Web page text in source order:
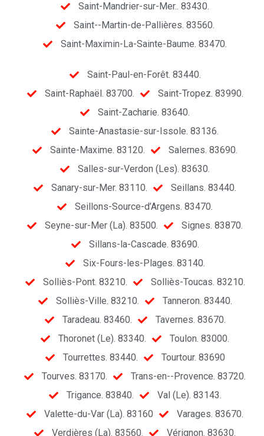
Saint-Mandrier-sur-Mer.. 83430.
Saint--Martin-de-Pallières. 83560.
Saint-Maximin-La-Sainte-Baume. 83470.
Saint-Paul-en-Forêt. 83440.
Saint-Raphaël. 83700.
Saint-Tropez. 83990.
Saint-Zacharie. 83640.
Sainte-Anastasie-sur-Issole. 83136.
Sainte-Maxime. 83120.
Salernes. 83690.
Salles-sur-Verdon (Les). 83630.
Sanary-sur-Mer. 83110.
Seillans. 83440.
Seillons-Source-d’Argens. 83470.
Seyne-sur-Mer (La). 83500.
Signes. 83870.
Sillans-la-Cascade. 83690.
Six-Fours-les-Plages. 83140.
Solliès-Pont. 83210.
Solliès-Toucas. 83210.
Solliès-Ville. 83210.
Tanneron. 83440.
Taradeau. 83460.
Tavernes. 83670.
Thoronet (Le). 83340.
Toulon. 83000.
Tourrettes. 83440.
Tourtour. 83690
Tourves. 83170.
Trans-en--Provence. 83720.
Trigance. 83840.
Val (Le). 83143.
Valette-du-Var (La). 83160
Varages. 83670.
Verdières (La). 83560.
Vérignon. 83630.